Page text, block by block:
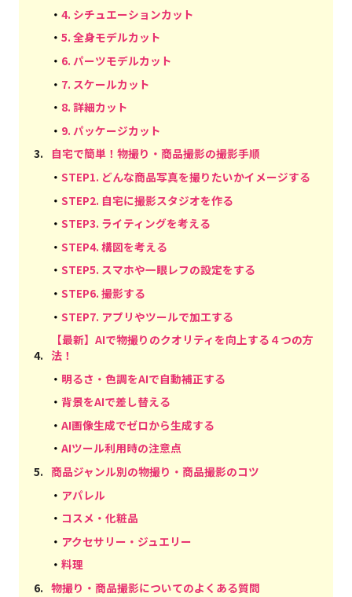
・ 4. シチュエーションカット
・ 5. 全身モデルカット
・ 6. パーツモデルカット
・ 7. スケールカット
・ 8. 詳細カット
・ 9. パッケージカット
3.
自宅で簡単！物撮り・商品撮影の撮影手順
・ STEP1. どんな商品写真を撮りたいかイメージする
・ STEP2. 自宅に撮影スタジオを作る
・ STEP3. ライティングを考える
・ STEP4. 構図を考える
・ STEP5. スマホや一眼レフの設定をする
・ STEP6. 撮影する
・ STEP7. アプリやツールで加工する
4.
【最新】AIで物撮りのクオリティを向上する４つの方
法！
・ 明るさ・色調をAIで自動補正する
・ 背景をAIで差し替える
・ AI画像生成でゼロから生成する
・ AIツール利用時の注意点
5. 商品ジャンル別の物撮り・商品撮影のコツ
・ アパレル
・ コスメ・化粧品
・ アクセサリー・ジュエリー
・ 料理
6. 物撮り・商品撮影についてのよくある質問